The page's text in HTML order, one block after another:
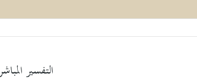
التفسير